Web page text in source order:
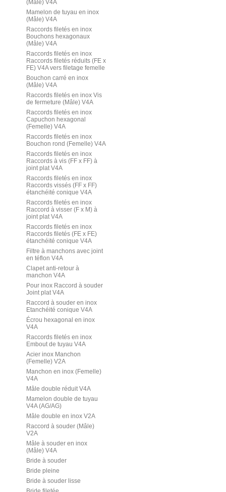
(Mâle) V4A
Mamelon de tuyau en inox
(Mâle) V4A
Raccords filetés en inox
Bouchons hexagonaux
(Mâle) V4A
Raccords filetés en inox
Raccords filetés réduits (FE x
FE) V4A vers filetage femelle
Bouchon carré en inox
(Mâle) V4A
Raccords filetés en inox Vis
de fermeture (Mâle) V4A
Raccords filetés en inox
Capuchon hexagonal
(Femelle) V4A
Raccords filetés en inox
Bouchon rond (Femelle) V4A
Raccords filetés en inox
Raccords à vis (FF x FF) à
joint plat V4A
Raccords filetés en inox
Raccords vissés (FF x FF)
étanchéité conique V4A
Raccords filetés en inox
Raccord à visser (F x M) à
joint plat V4A
Raccords filetés en inox
Raccords filetés (FE x FE)
étanchéité conique V4A
Filtre à manchons avec joint
en téflon V4A
Clapet anti-retour à
manchon V4A
Pour inox Raccord à souder
Joint plat V4A
Raccord à souder en inox
Etanchéité conique V4A
Écrou hexagonal en inox
V4A
Raccords filetés en inox
Embout de tuyau V4A
Acier inox Manchon
(Femelle) V2A
Manchon en inox (Femelle)
V4A
Mâle double réduit V4A
Mamelon double de tuyau
V4A (AG/AG)
Mâle double en inox V2A
Raccord à souder (Mâle)
V2A
Mâle à souder en inox
(Mâle) V4A
Bride à souder
Bride pleine
Bride à souder lisse